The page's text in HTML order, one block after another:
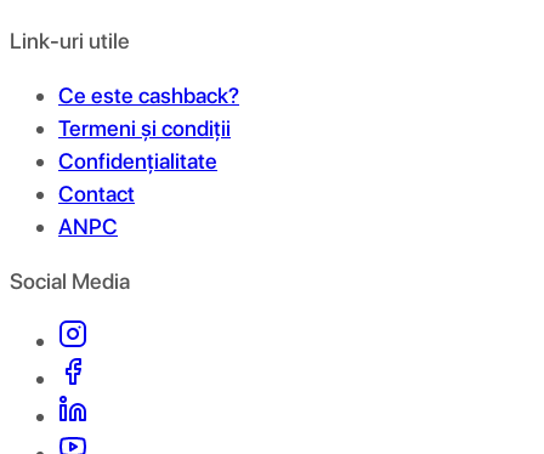
Link-uri utile
Ce este cashback?
Termeni și condiții
Confidențialitate
Contact
ANPC
Social Media